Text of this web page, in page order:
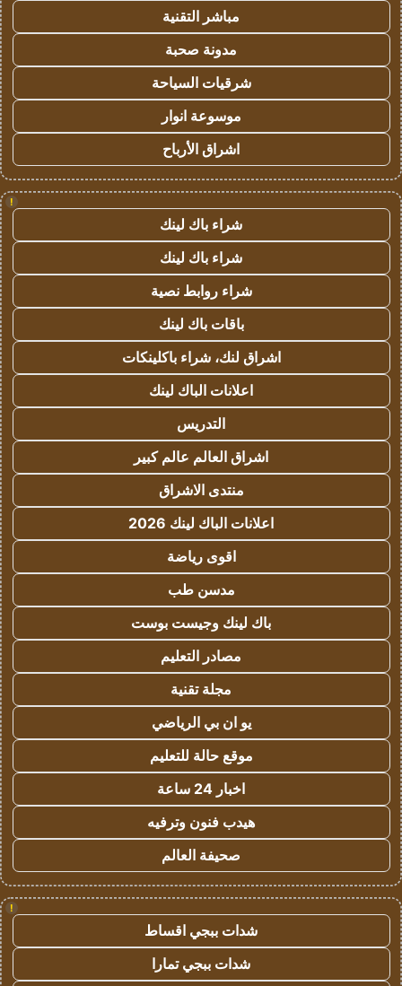
مباشر التقنية
مدونة صحبة
شرقيات السياحة
موسوعة انوار
اشراق الأرباح
!
شراء باك لينك
شراء باك لينك
شراء روابط نصية
باقات باك لينك
اشراق لنك، شراء باكلينكات
اعلانات الباك لينك
التدريس
اشراق العالم عالم كبير
منتدى الاشراق
اعلانات الباك لينك 2026
اقوى رياضة
مدسن طب
باك لينك وجيست بوست
مصادر التعليم
مجلة تقنية
يو ان بي الرياضي
موقع حالة للتعليم
اخبار 24 ساعة
هيدب فنون وترفيه
صحيفة العالم
!
شدات ببجي اقساط
شدات ببجي تمارا